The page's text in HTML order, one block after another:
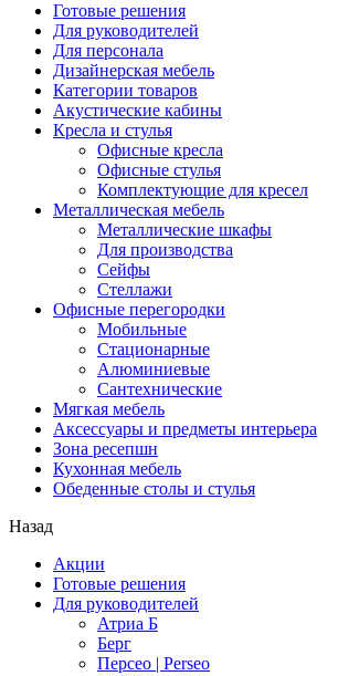
Готовые решения
Для руководителей
Для персонала
Дизайнерская мебель
Категории товаров
Акустические кабины
Кресла и стулья
Офисные кресла
Офисные стулья
Комплектующие для кресел
Металлическая мебель
Металлические шкафы
Для производства
Сейфы
Стеллажи
Офисные перегородки
Мобильные
Стационарные
Алюминиевые
Сантехнические
Мягкая мебель
Аксессуары и предметы интерьера
Зона ресепшн
Кухонная мебель
Обеденные столы и стулья
Назад
Акции
Готовые решения
Для руководителей
Атриа Б
Берг
Персео | Perseo